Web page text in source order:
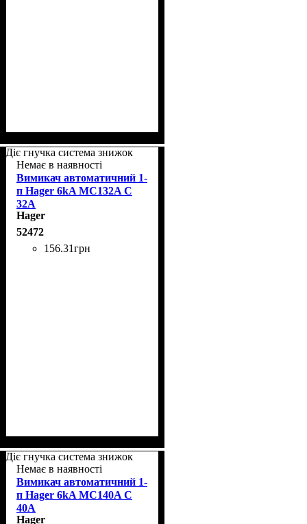
Діє гнучка система знижок
Немає в наявності
Вимикач автоматичний 1-
п Hager 6kA MC132A C
32A
Hager
52472
156.31грн
Діє гнучка система знижок
Немає в наявності
Вимикач автоматичний 1-
п Hager 6kA MC140A C
40A
Hager